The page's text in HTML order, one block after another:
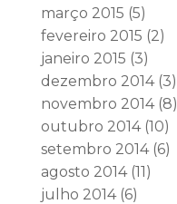
março 2015 (5)
fevereiro 2015 (2)
janeiro 2015 (3)
dezembro 2014(3)
novembro 2014(8)
outubro 2014(10)
setembro 2014(6)
agosto 2014(11)
julho 2014(6)